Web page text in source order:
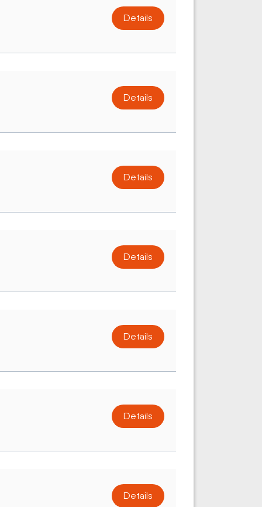
Details
Details
Details
Details
Details
Details
Details